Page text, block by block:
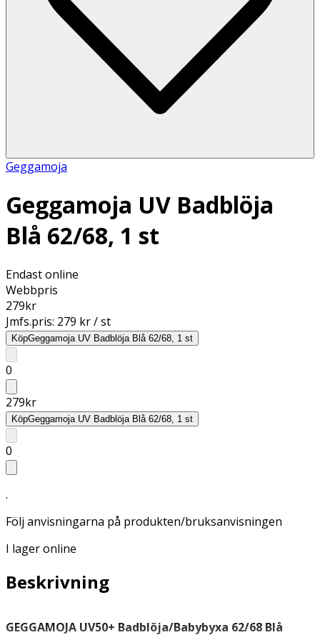
Geggamoja
Geggamoja UV Badblöja
Blå 62/68, 1 st
Endast online
Webbpris
279kr
Jmfs.pris: 279 kr / st
KöpGeggamoja UV Badblöja Blå 62/68, 1 st
0
279kr
KöpGeggamoja UV Badblöja Blå 62/68, 1 st
0
.
Följ anvisningarna på produkten/bruksanvisningen
I lager online
Beskrivning
GEGGAMOJA UV50+ Badblöja/Babybyxa 62/68 Blå